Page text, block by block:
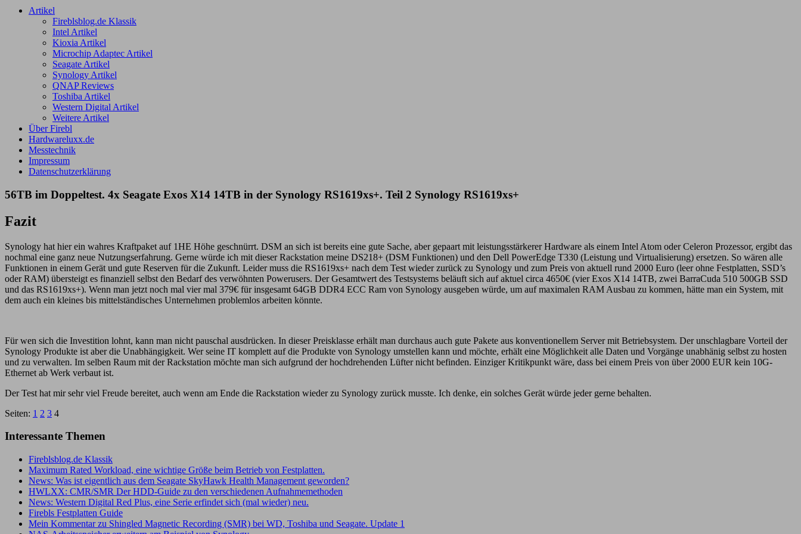
Artikel
Fireblsblog.de Klassik
Intel Artikel
Kioxia Artikel
Microchip Adaptec Artikel
Seagate Artikel
Synology Artikel
QNAP Reviews
Toshiba Artikel
Western Digital Artikel
Weitere Artikel
Über Firebl
Hardwareluxx.de
Messtechnik
Impressum
Datenschutzerklärung
56TB im Doppeltest. 4x Seagate Exos X14 14TB in der Synology RS1619xs+. Teil 2 Synology RS1619xs+
Fazit
Synology hat hier ein wahres Kraftpaket auf 1HE Höhe geschnürrt. DSM an sich ist bereits eine gute Sache, aber gepaart mit leistungsstärkerer Hardware als einem Intel Atom oder Celeron Prozessor, ergibt das
nochmal eine ganz neue Nutzungserfahrung. Gerne würde ich mit dieser Rackstation meine DS218+ (DSM Funktionen) und den Dell PowerEdge T330 (Leistung und Virtualisierung) ersetzen. So wären alle
Funktionen in einem Gerät und gute Reserven für die Zukunft. Leider muss die RS1619xs+ nach dem Test wieder zurück zu Synology und zum Preis von aktuell rund 2000 Euro (leer ohne Festplatten, SSD’s
oder RAM) übersteigt es finanziell selbst den Bedarf des verwöhnten Powerusers. Der Gesamtwert des Testsystems beläuft sich auf aktuel circa 4650€ (vier Exos X14 14TB, zwei BarraCuda 510 500GB SSD
und das RS1619xs+). Wenn man jetzt noch mal vier mal 379€ für insgesamt 64GB DDR4 ECC Ram von Synology ausgeben würde, um auf maximalen RAM Ausbau zu kommen, hätte man ein System, mit
dem auch ein kleines bis mittelständisches Unternehmen problemlos arbeiten könnte.
Für wen sich die Investition lohnt, kann man nicht pauschal ausdrücken. In dieser Preisklasse erhält man durchaus auch gute Pakete aus konventionellem Server mit Betriebsystem. Der unschlagbare Vorteil der
Synology Produkte ist aber die Unabhängigkeit. Wer seine IT komplett auf die Produkte von Synology umstellen kann und möchte, erhält eine Möglichkeit alle Daten und Vorgänge unabhänig selbst zu hosten
und zu verwalten. Im selben Raum mit der Rackstation möchte man sich aufgrund der hochdrehenden Lüfter nicht befinden. Einziger Kritikpunkt wäre, dass bei einem Preis von über 2000 EUR kein 10G-
Ethernet ab Werk verbaut ist.
Der Test hat mir sehr viel Freude bereitet, auch wenn am Ende die Rackstation wieder zu Synology zurück musste. Ich denke, ein solches Gerät würde jeder gerne behalten.
Seiten: 1 2 3 4
Interessante Themen
Fireblsblog.de Klassik
Maximum Rated Workload, eine wichtige Größe beim Betrieb von Festplatten.
News: Was ist eigentlich aus dem Seagate SkyHawk Health Management geworden?
HWLXX: CMR/SMR Der HDD-Guide zu den verschiedenen Aufnahmemethoden
News: Western Digital Red Plus, eine Serie erfindet sich (mal wieder) neu.
Firebls Festplatten Guide
Mein Kommentar zu Shingled Magnetic Recording (SMR) bei WD, Toshiba und Seagate. Update 1